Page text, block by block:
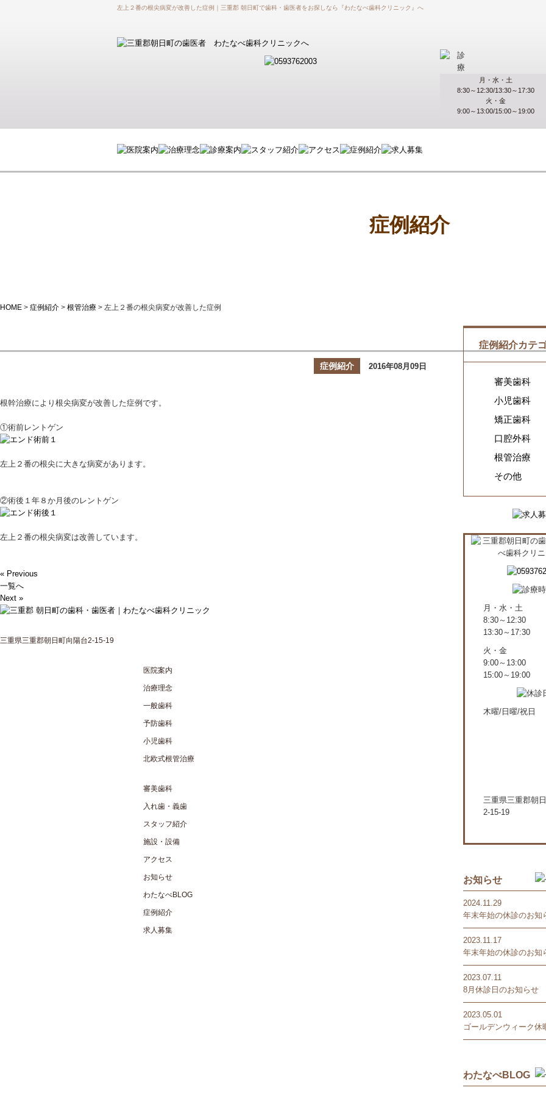
左上２番の根尖病変が改善した症例｜三重郡 朝日町で歯科・歯医者をお探しなら『わたなべ歯科クリニック』へ
月・水・土
8:30～12:30/13:30～17:30
火・金
9:00～13:00/15:00～19:00
症例紹介
HOME > 症例紹介 > 根管治療 > 左上２番の根尖病変が改善した症例
症例紹介 2016年08月09日
根幹治療により根尖病変が改善した症例です。
①術前レントゲン
左上２番の根尖に大きな病変があります。
②術後１年８か月後のレントゲン
左上２番の根尖病変は改善しています。
« Previous
一覧へ
Next »
症例紹介カテ
審美歯科
小児歯科
矯正歯科
口腔外科
根管治療
その他
月・水・土
8:30～12:30
13:30～17:30
火・金
9:00～13:00
15:00～19:00
木曜/日曜/祝日
三重県三重郡朝
2-15-19
お知らせ
2024.11.29
年末年始の休診のお知
2023.11.17
年末年始の休診のお知
2023.07.11
8月休診日のお知らせ
2023.05.01
ゴールデンウィーク休
わたなべBLOG
三重県三重郡朝日町向陽台2-15-19
医院案内
治療理念
一般歯科
予防歯科
小児歯科
北欧式根管治療
審美歯科
入れ歯・義歯
スタッフ紹介
施設・設備
アクセス
お知らせ
わたなべBLOG
症例紹介
求人募集